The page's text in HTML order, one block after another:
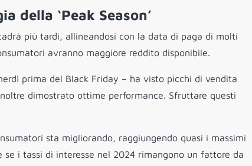
della ‘Peak Season’
più tardi, allineandosi con la data di paga di molti
avranno maggiore reddito disponibile.
prima del Black Friday – ha visto picchi di vendita
dimostrato ottime performance. Sfruttare questi
sta migliorando, raggiungendo quasi i massimi
i tassi di interesse nel 2024 rimangono un fattore da